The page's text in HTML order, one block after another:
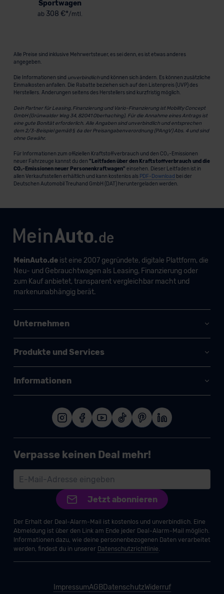
Sportwagen
ab 308 €*/mtl.
Alle Preise sind inklusive Mehrwertsteuer, es sei denn, es ist etwas anderes
angegeben.
Die Informationen sind unverbindlichund können sich ändern. Es können zusätzliche
Einmalkosten anfallen. Die Rabatte beziehen sich auf den Listenpreis (UVP) des
Herstellers. Änderungen seitens des Herstellers sind kurzfristig möglich.
Dein Partner für Leasing, Finanzierung und Vario-Finanzierung ist Mobility Concept
GmbH (Grünwalder Weg 34, 82041 Oberhaching). Für die Annahme eines Antrags ist
eine gute Bonität erforderlich. Alle Angaben sind unverbindlich und entsprechen
dem 2/3-Beispiel gemäß § 6a der Preisangabenverordnung (PAngV) Abs. 4 und sind
ohne Gewähr.
Für Informationen zum offiziellen Kraftstoffverbrauch und den CO₂-Emissionen
neuer Fahrzeuge kannst du den "Leitfaden über den Kraftstoffverbrauch und die
CO₂-Emissionen neuer Personenkraftwagen" einsehen. Dieser Leitfaden ist in
allen Verkaufsstellen erhältlich und kann kostenlos als PDF-Download bei der
Deutschen Automobil Treuhand GmbH (DAT) heruntergeladen werden.
MeinAuto.deist eine 2007 gegründete, digitale Plattform, die
Neu- und Gebrauchtwagen als Leasing, Finanzierung oder
zum Kauf anbietet, transparent vergleichbar macht und
markenunabhängig berät.
Unternehmen
Produkte und Services
Informationen
Verpasse keinen Deal mehr!
Jetzt abonnieren
Der Erhalt der Deal-Alarm-Mail ist kostenlos und unverbindlich. Eine
Abmeldung ist über den Link am Ende jeder Deal-Alarm-Mail möglich.
Informationen dazu, wie deine personenbezogenen Daten verarbeitet
werden, findest du in unserer Datenschutzrichtlinie.
ImpressumAGBDatenschutzWiderruf